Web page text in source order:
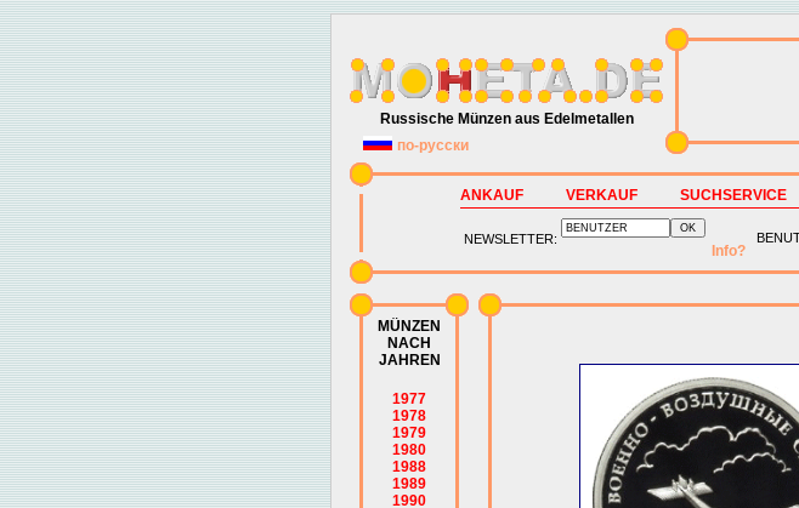
Russische Münzen aus Edelmetallen
по-русски
ANKAUF VERKAUF SUCHSERVICE
NEWSLETTER:
Info?
MÜNZEN
NACH
JAHREN
1977
1978
1979
1980
1988
1989
1990